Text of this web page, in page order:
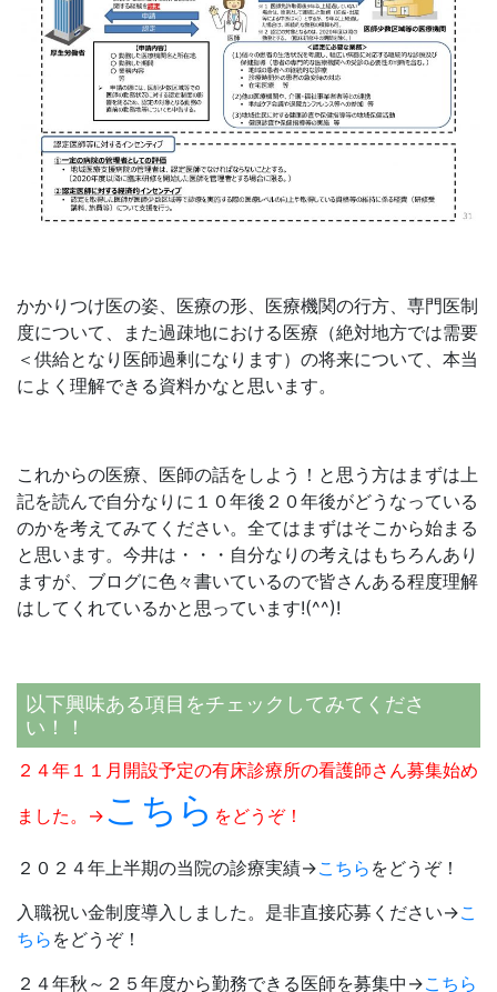
かかりつけ医の姿、医療の形、医療機関の行方、専門医制
度について、また過疎地における医療（絶対地方では需要
＜供給となり医師過剰になります）の将来について、本当
によく理解できる資料かなと思います。
これからの医療、医師の話をしよう！と思う方はまずは上
記を読んで自分なりに１０年後２０年後がどうなっている
のかを考えてみてください。全てはまずはそこから始まる
と思います。今井は・・・自分なりの考えはもちろんあり
ますが、ブログに色々書いているので皆さんある程度理解
はしてくれているかと思っています!(^^)!
以下興味ある項目をチェックしてみてくださ
い！！
２４年１１月開設予定の有床診療所の看護師さん募集始め
ました。→ こちら をどうぞ！
２０２４年上半期の当院の診療実績→こちら をどうぞ！
入職祝い金制度導入しました。是非直接応募ください→こ
ちら をどうぞ！
２４年秋～２５年度から勤務できる医師を募集中→こちら